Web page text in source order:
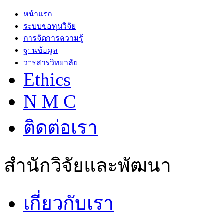
หน้าแรก
ระบบขอทุนวิจัย
การจัดการความรู้
ฐานข้อมูล
วารสารวิทยาลัย
Ethics
N M C
ติดต่อเรา
สำนักวิจัยและพัฒนา
เกี่ยวกับเรา